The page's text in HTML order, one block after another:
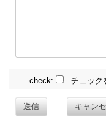
check: チェック
送信 キャン